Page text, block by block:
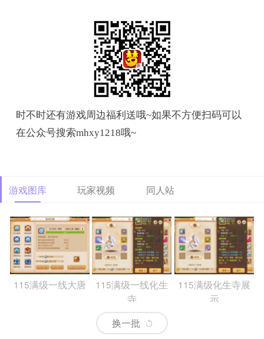
时不时还有游戏周边福利送哦~如果不方便扫码可以
在公众号搜索mhxy1218哦~
游戏图库 玩家视频 同人站
115满级一线大唐
115满级一线化生
寺
115满级化生寺展
示
换一批